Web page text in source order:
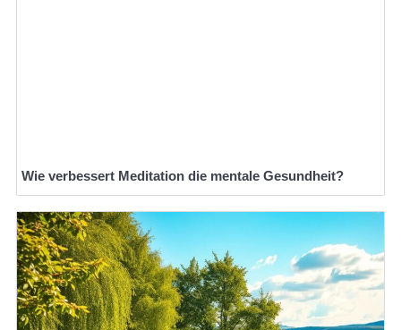
Wie verbessert Meditation die mentale Gesundheit?